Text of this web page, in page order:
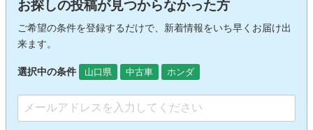
お探しの投稿が見つからなかった方
ご希望の条件を登録するだけで、新着情報をいち早くお届け出
来ます。
選択中の条件 山口県 中古車 ホンダ